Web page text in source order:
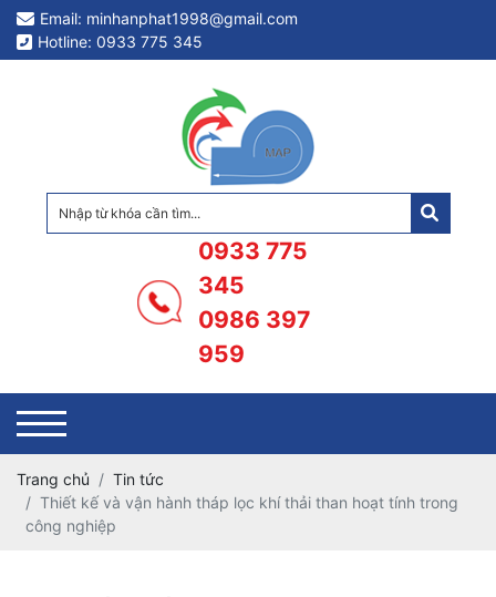
Email: minhanphat1998@gmail.com
Hotline: 0933 775 345
0933 775
345
0986 397
959
Trang chủ
Tin tức
Thiết kế và vận hành tháp lọc khí thải than hoạt tính trong
công nghiệp